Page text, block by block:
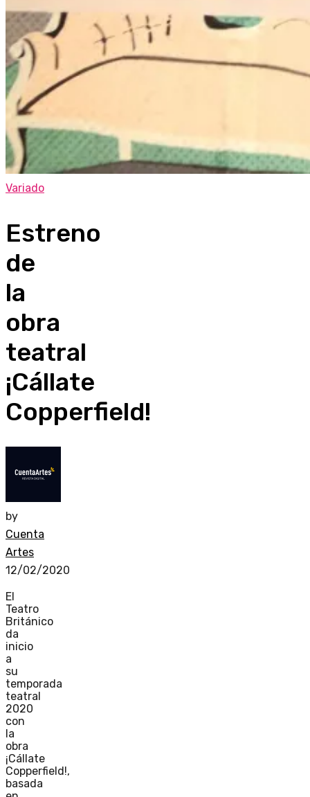
Variado
Estreno
de
la
obra
teatral
¡Cállate
Copperfield!
by
Cuenta
Artes
12/02/2020
El
Teatro
Británico
da
inicio
a
su
temporada
teatral
2020
con
la
obra
¡Cállate
Copperfield!,
basada